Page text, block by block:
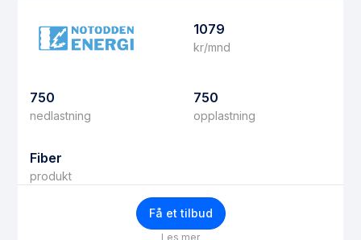
1079
kr/mnd
750
nedlastning
750
opplastning
Fiber
produkt
Få et tilbud
Les mer